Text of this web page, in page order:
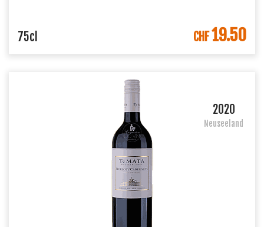
IN DEN WARENKORB
75cl CHF19.50
2020
Neuseeland